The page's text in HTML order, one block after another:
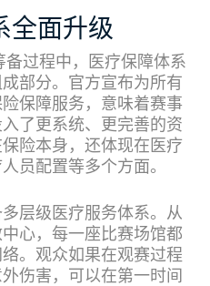
全面升级
过程中，医疗保障体系
部分。官方宣布为所有
保障服务，意味着赛事
了更系统、更完善的资
险本身，还体现在医疗
员配置等多个方面。
层级医疗服务体系。从
心，每一座比赛场馆都
。观众如果在观赛过程
伤害，可以在第一时间